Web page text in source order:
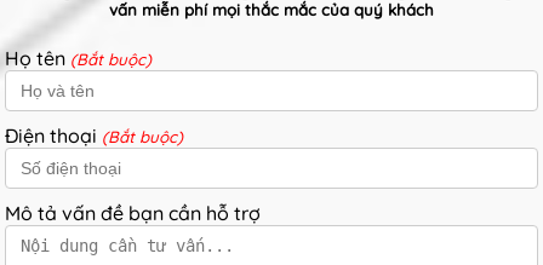
vấn miễn phí mọi thắc mắc của quý khách
Họ tên (Bắt buộc)
Điện thoại (Bắt buộc)
Mô tả vấn đề bạn cần hỗ trợ